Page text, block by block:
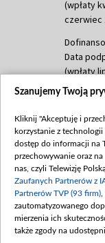
(wpłaty
czerwiec
Data
(wpłaty
(wpłata
Data
(wpłata
mln,
Data
Szanujemy Twoją
Kliknij "Akceptuję i
korzystanie z
dostęp do informacji na
przechowywanie oraz
nas, czyli Telewizję
Zaufanych Partnerów z
Partnerów TVP (93 firm)
zautomatyzowanego
mierzenia ich
także zgody na